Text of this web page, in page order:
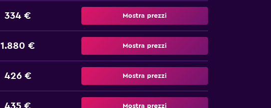
334 € Mostra prezzi
1.880 € Mostra prezzi
426 € Mostra prezzi
435 € Mostra prezzi